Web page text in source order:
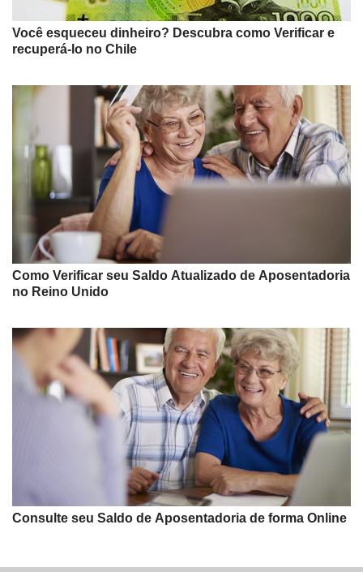
Você esqueceu dinheiro? Descubra como Verificar e
recuperá-lo no Chile
Como Verificar seu Saldo Atualizado de Aposentadoria
no Reino Unido
Consulte seu Saldo de Aposentadoria de forma Online